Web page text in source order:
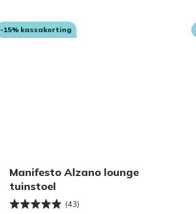
-15% kassakorting
Manifesto Alzano lounge
tuinstoel
(43)